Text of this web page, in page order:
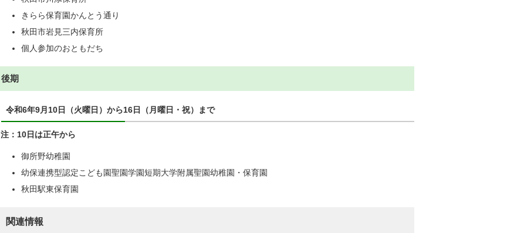
きらら保育園かんとう通り
秋田市岩見三内保育所
個人参加のおともだち
後期
令和6年9月10日（火曜日）から16日（月曜日・祝）まで
注：10日は正午から
御所野幼稚園
幼保連携型認定こども園聖園学園短期大学附属聖園幼稚園・保育園
秋田駅東保育園
関連情報